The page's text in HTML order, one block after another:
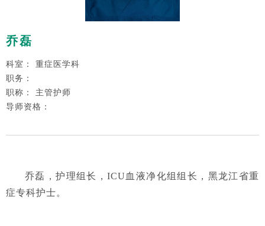
乔磊
科室： 重症医学科
职务：
职称： 主管护师
导师资格：
乔磊，护理组长，ICU血液净化组组长， 黑龙江省重
症专科护士。